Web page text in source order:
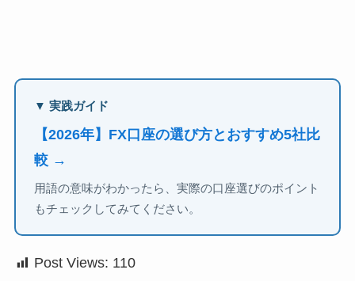
▼ 実践ガイド
【2026年】FX口座の選び方とおすすめ5社比
較 →
用語の意味がわかったら、実際の口座選びのポイント
もチェックしてみてください。
Post Views: 110